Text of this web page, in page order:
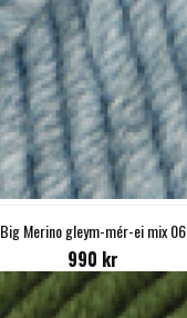
Big Merino gleym-mér-ei mix 06
990 kr